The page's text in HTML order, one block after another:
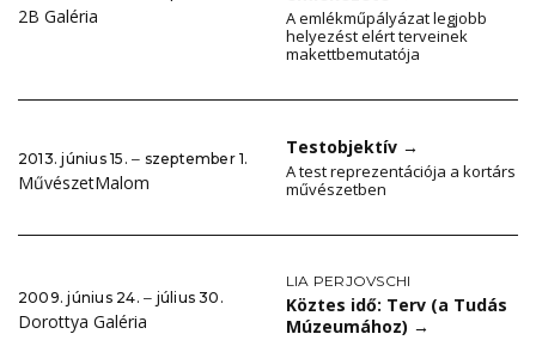
2B Galéria
A emlékműpályázat legjobb
helyezést elért terveinek
makettbemutatója
2013. június 15. ‒ szeptember 1.
MűvészetMalom
Testobjektív →
A test reprezentációja a kortárs
művészetben
2009. június 24. ‒ július 30.
Dorottya Galéria
LIA PERJOVSCHI
Köztes idő: Terv (a Tudás
Múzeumához) →